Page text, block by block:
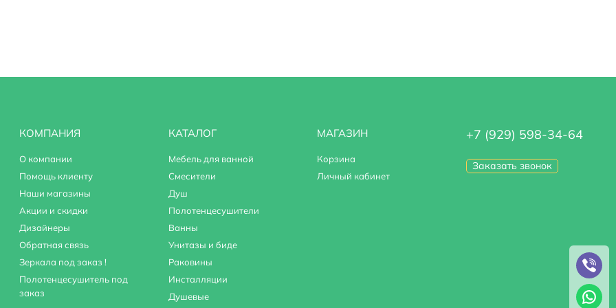
Thermo (внешняя и внутренняя часть).
КОМПАНИЯ
О компании
Помощь клиенту
Наши магазины
Акции и скидки
Дизайнеры
Обратная связь
Зеркала под заказ !
Полотенцесушитель под
заказ
КАТАЛОГ
Мебель для ванной
Смесители
Душ
Полотенцесушители
Ванны
Унитазы и биде
Раковины
Инсталляции
Душевые
МАГАЗИН
Корзина
Личный кабинет
+7 (929) 598-34-64
Заказать звонок